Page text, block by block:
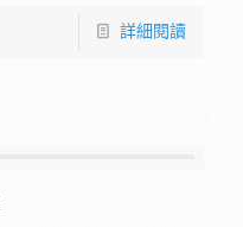
詳細閱讀